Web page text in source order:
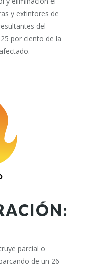
y extintores de
del
por ciento de la
parcial o
de un 26